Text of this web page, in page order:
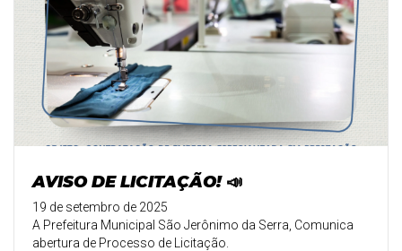
AVISO DE LICITAÇÃO! 📣
19 de setembro de 2025
A Prefeitura Municipal São Jerônimo da Serra, Comunica
abertura de Processo de Licitação.